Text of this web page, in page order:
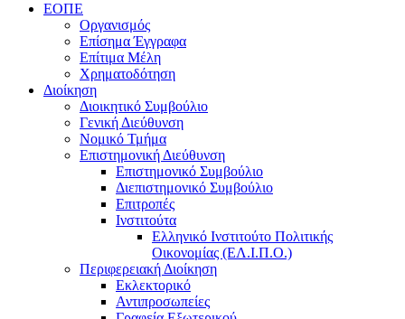
ΕΟΠΕ
Οργανισμός
Επίσημα Έγγραφα
Επίτιμα Μέλη
Χρηματοδότηση
Διοίκηση
Διοικητικό Συμβούλιο
Γενική Διεύθυνση
Νομικό Τμήμα
Επιστημονική Διεύθυνση
Επιστημονικό Συμβούλιο
Διεπιστημονικό Συμβούλιο
Επιτροπές
Ινστιτούτα
Ελληνικό Ινστιτούτο Πολιτικής
Οικονομίας (ΕΛ.Ι.Π.Ο.)
Περιφερειακή Διοίκηση
Εκλεκτορικό
Αντιπροσωπείες